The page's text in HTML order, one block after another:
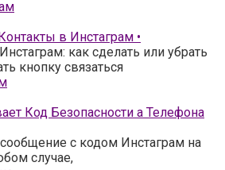
в Инстаграм •
как сделать или убрать
кнопку связаться
Код Безопасности а Телефона
с кодом Инстаграм на
случае,